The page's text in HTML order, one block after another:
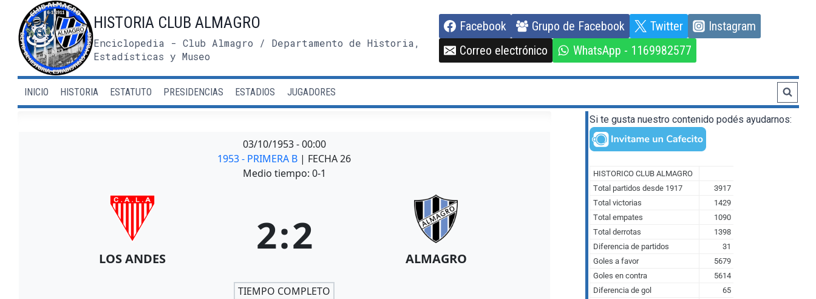
contenido
HISTORIA CLUB ALMAGRO
Enciclopedia - Club Almagro / Departamento de Historia,
Estadísticas y Museo
Facebook Grupo de Facebook Twitter
Instagram
Correo electrónico
WhatsApp - 1169982577
INICIO HISTORIA ESTATUTO PRESIDENCIAS ESTADIOS JUGADORES
03/10/1953-00:00
1953 - PRIMERA B | FECHA 26
Medio tiempo: 0-1
LOS ANDES 2:2 ALMAGRO
TIEMPO COMPLETO
Si te gusta nuestro contenido podés ayudarnos: